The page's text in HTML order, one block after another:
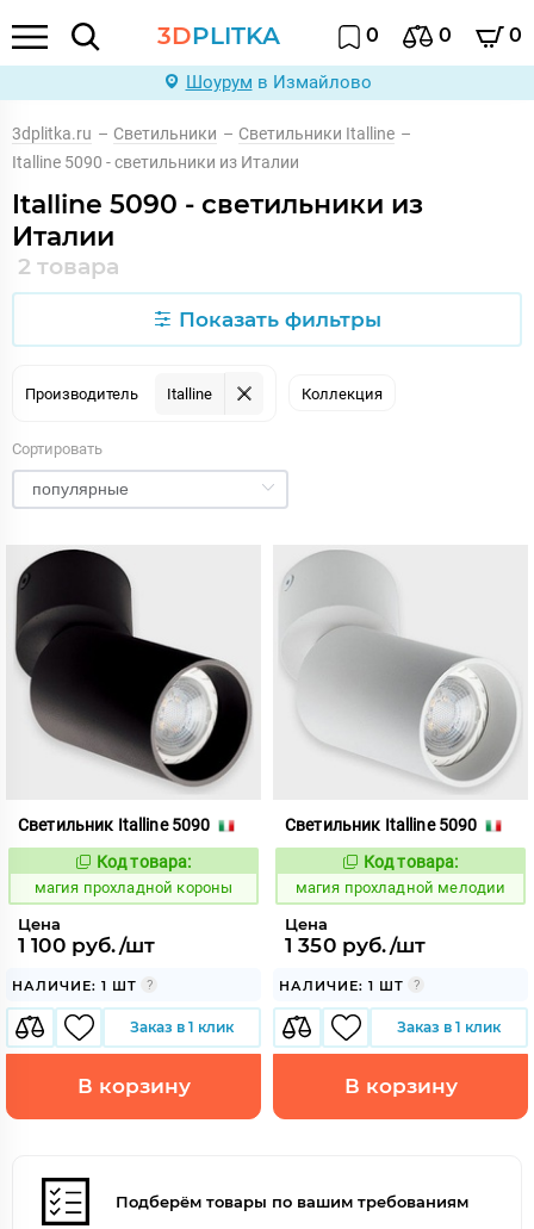
3DPLITKA 0 0 0
Шоурум в Измайлово
3dplitka.ru – Светильники – Светильники Italline –
Italline 5090 - светильники из Италии
Italline 5090 - светильники из
Италии
2 товара
Показать фильтры
Производитель Italline Коллекция
Сортировать
Светильник Italline 5090
Код:
915413
Код товара:
магия прохладной короны
Цена
1 100 руб./шт
НАЛИЧИЕ: 1 ШТ
Заказ в 1 клик
В корзину
Светильник Italline 5090
Код:
915423
Код товара:
магия прохладной мелодии
Цена
1 350 руб./шт
НАЛИЧИЕ: 1 ШТ
Заказ в 1 клик
В корзину
Подберём товары по вашим требованиям